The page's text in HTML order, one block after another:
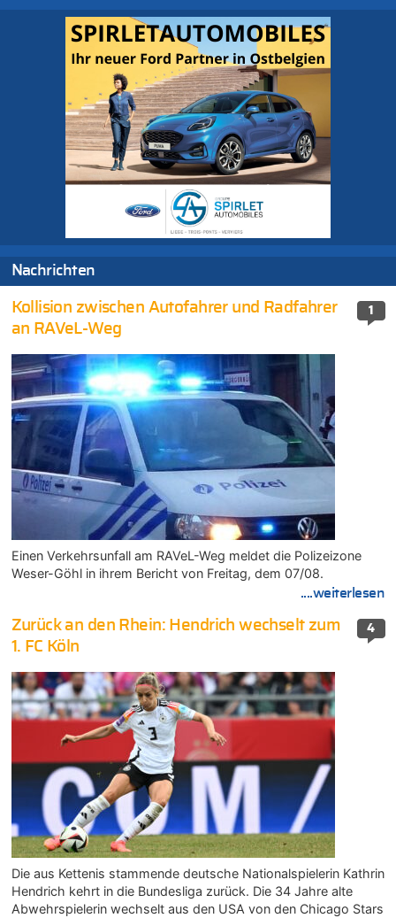
Nachrichten
1
Kollision zwischen Autofahrer und Radfahrer
an RAVeL-Weg
Einen Verkehrsunfall am RAVeL-Weg meldet die Polizeizone
Weser-Göhl in ihrem Bericht von Freitag, dem 07/08.
....weiterlesen
4
Zurück an den Rhein: Hendrich wechselt zum
1. FC Köln
Die aus Kettenis stammende deutsche Nationalspielerin Kathrin
Hendrich kehrt in die Bundesliga zurück. Die 34 Jahre alte
Abwehrspielerin wechselt aus den USA von den Chicago Stars